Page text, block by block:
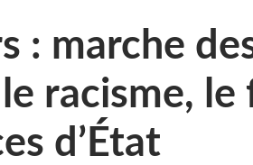
: marche
racisme, le
d’État